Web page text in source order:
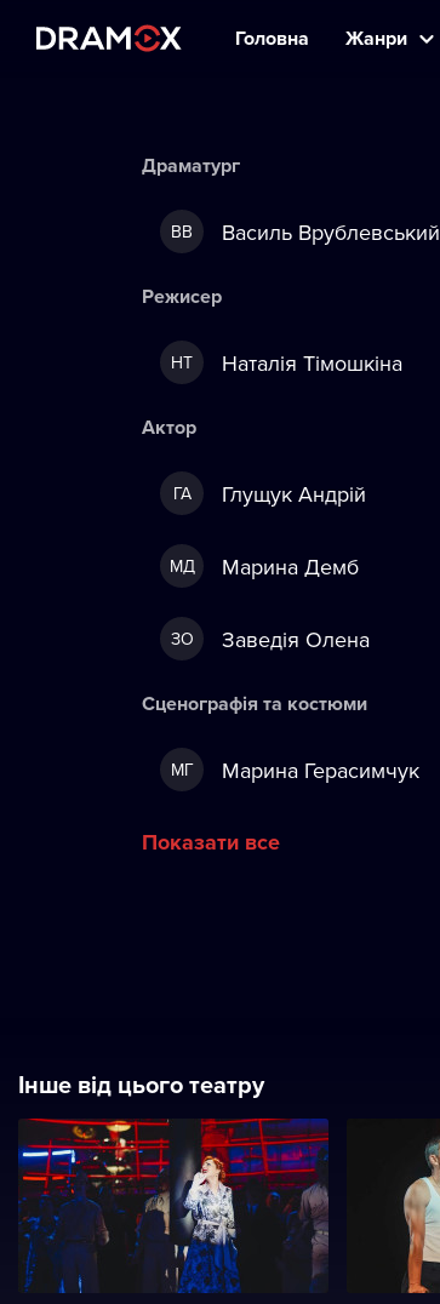
Головна Жанри
Драматург
ВВ Василь Врублевський
Режисер
НТ Наталія Тімошкіна
Актор
ГА Глущук Андрій
МД Марина Демб
ЗО Заведія Олена
Сценографія та костюми
МГ Марина Герасимчук
Показати все
Інше від цього театру